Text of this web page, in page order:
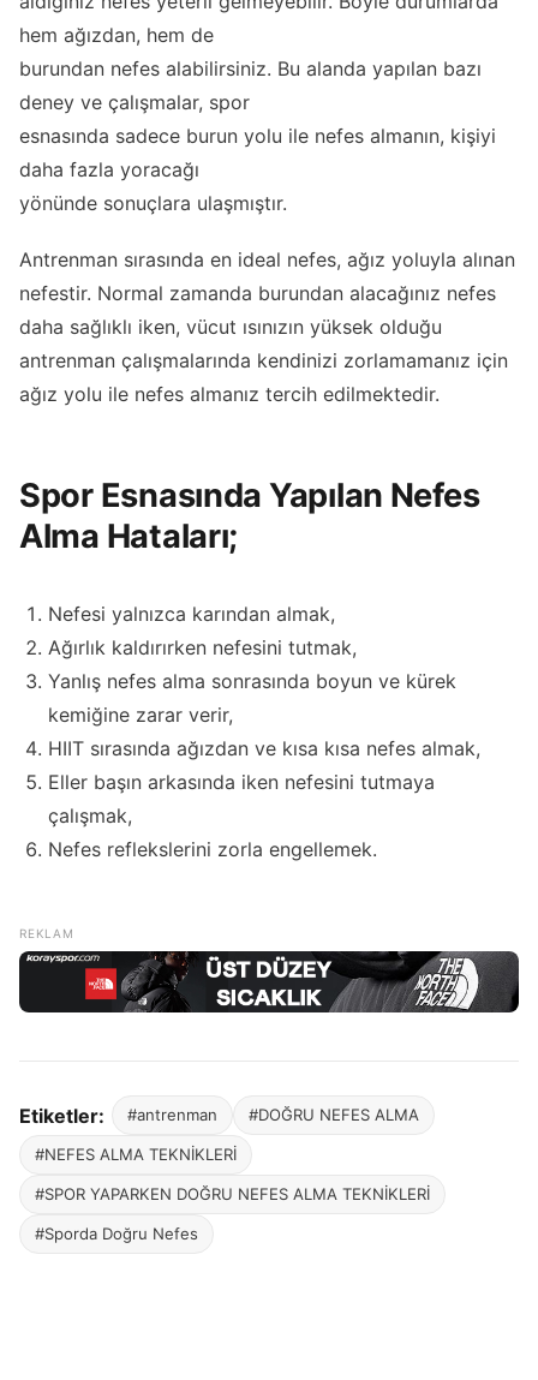
hem ağızdan, hem de
burundan nefes alabilirsiniz. Bu alanda yapılan bazı
deney ve çalışmalar, spor
esnasında sadece burun yolu ile nefes almanın, kişiyi
daha fazla yoracağı
yönünde sonuçlara ulaşmıştır.
Antrenman sırasında en ideal nefes, ağız yoluyla alınan
nefestir. Normal zamanda burundan alacağınız nefes
daha sağlıklı iken, vücut ısınızın yüksek olduğu
antrenman çalışmalarında kendinizi zorlamamanız için
ağız yolu ile nefes almanız tercih edilmektedir.
Spor Esnasında Yapılan Nefes
Alma Hataları;
Nefesi yalnızca karından almak,
Ağırlık kaldırırken nefesini tutmak,
Yanlış nefes alma sonrasında boyun ve kürek
kemiğine zarar verir,
HIIT sırasında ağızdan ve kısa kısa nefes almak,
Eller başın arkasında iken nefesini tutmaya
çalışmak,
Nefes reflekslerini zorla engellemek.
Etiketler: #antrenman #DOĞRU NEFES ALMA
#NEFES ALMA TEKNİKLERİ
#SPOR YAPARKEN DOĞRU NEFES ALMA TEKNİKLERİ
#Sporda Doğru Nefes